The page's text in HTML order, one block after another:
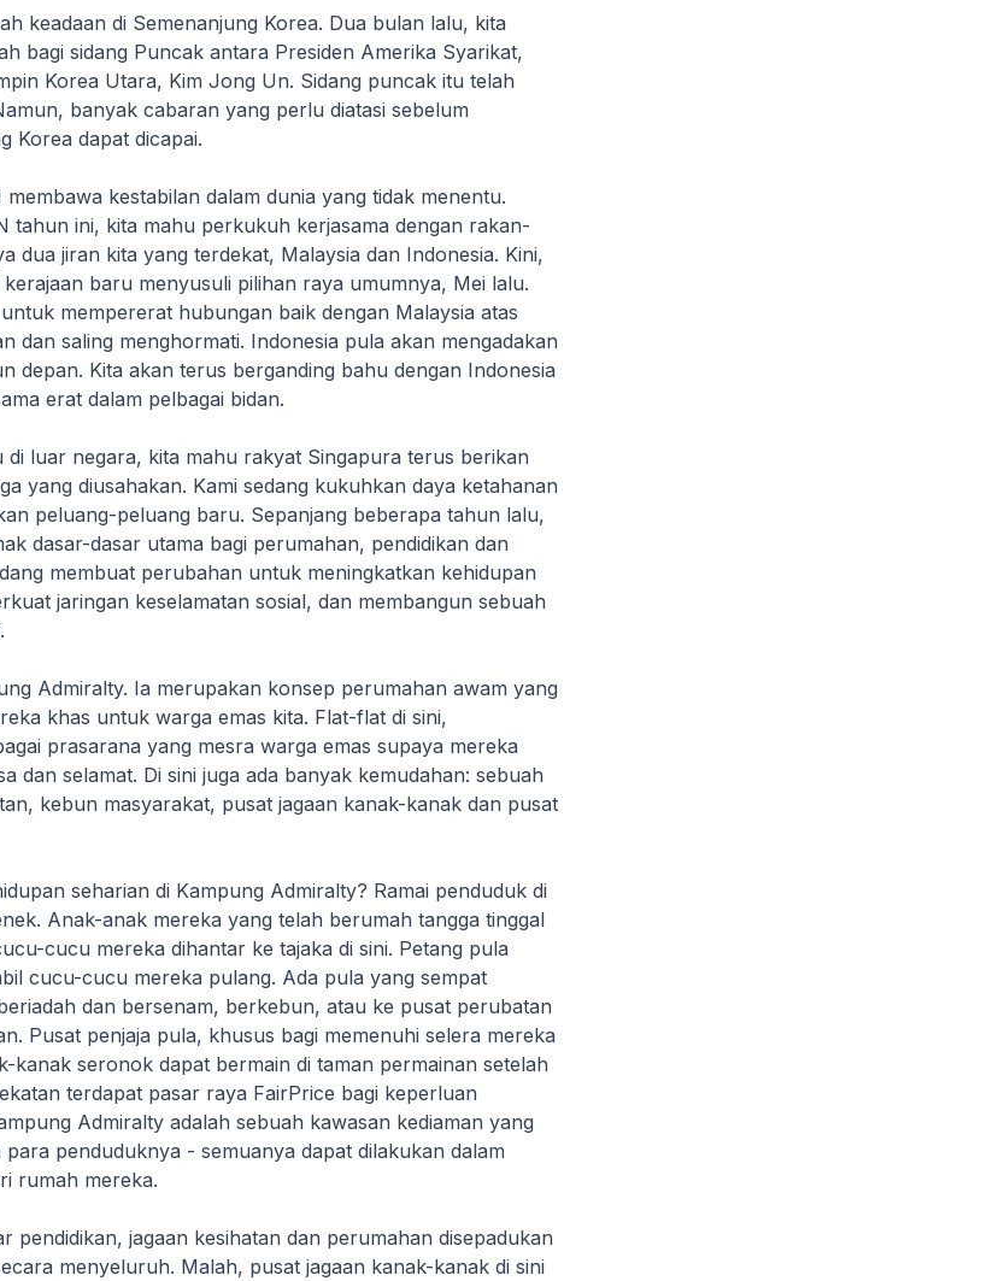
keadaan di Semenanjung Korea. Dua bulan lalu, kita
bagi sidang Puncak antara Presiden Amerika Syarikat,
Korea Utara, Kim Jong Un. Sidang puncak itu telah
banyak cabaran yang perlu diatasi sebelum
Korea dapat dicapai.
kestabilan dalam dunia yang tidak menentu.
tahun ini, kita mahu perkukuh kerjasama dengan rakan-
dua jiran kita yang terdekat, Malaysia dan Indonesia. Kini,
baru menyusuli pilihan raya umumnya, Mei lalu.
mempererat hubungan baik dengan Malaysia atas
dan saling menghormati. Indonesia pula akan mengadakan
depan. Kita akan terus berganding bahu dengan Indonesia
erat dalam pelbagai bidan.
luar negara, kita mahu rakyat Singapura terus berikan
yang diusahakan. Kami sedang kukuhkan daya ketahanan
peluang-peluang baru. Sepanjang beberapa tahun lalu,
dasar-dasar utama bagi perumahan, pendidikan dan
membuat perubahan untuk meningkatkan kehidupan
jaringan keselamatan sosial, dan membangun sebuah
Admiralty. Ia merupakan konsep perumahan awam yang
khas untuk warga emas kita. Flat-flat di sini,
prasarana yang mesra warga emas supaya mereka
dan selamat. Di sini juga ada banyak kemudahan: sebuah
kebun masyarakat, pusat jagaan kanak-kanak dan pusat
seharian di Kampung Admiralty? Ramai penduduk di
Anak-anak mereka yang telah berumah tangga tinggal
cucu mereka dihantar ke tajaka di sini. Petang pula
cucu-cucu mereka pulang. Ada pula yang sempat
dan bersenam, berkebun, atau ke pusat perubatan
Pusat penjaja pula, khusus bagi memenuhi selera mereka
kanak seronok dapat bermain di taman permainan setelah
terdapat pasar raya FairPrice bagi keperluan
Admiralty adalah sebuah kawasan kediaman yang
penduduknya - semuanya dapat dilakukan dalam
rumah mereka.
pendidikan, jagaan kesihatan dan perumahan disepadukan
menyeluruh. Malah, pusat jagaan kanak-kanak di sini